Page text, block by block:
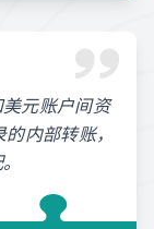
元账户间资
内部转账，